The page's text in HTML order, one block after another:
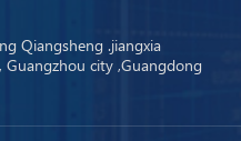
Qiangsheng .jiangxia
city ,Guangdong